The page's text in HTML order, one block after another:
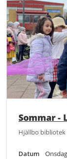
Sommar -
Hjällbo bibliotek
Datum